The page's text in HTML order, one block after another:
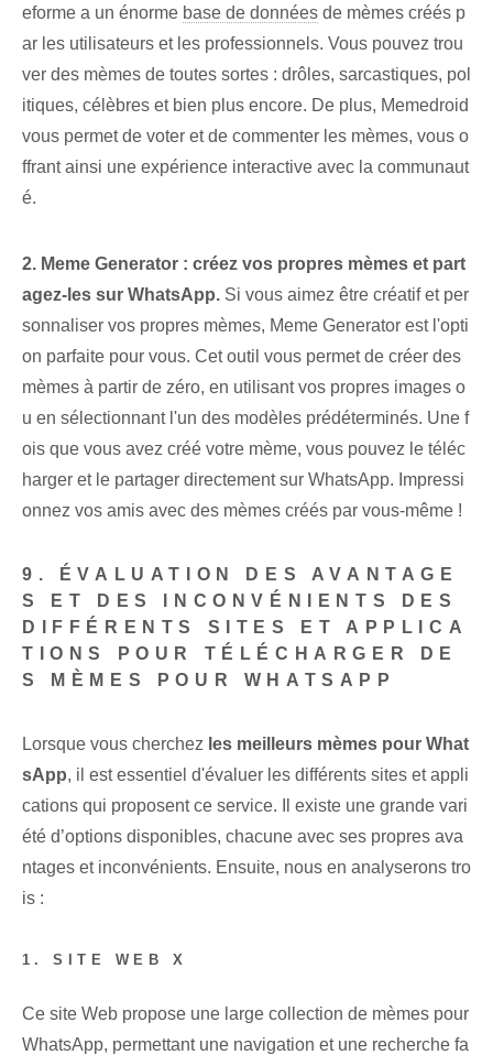
eforme a un énorme base de données de mèmes créés p
ar les utilisateurs et les professionnels. Vous pouvez trou
ver des mèmes de toutes sortes : drôles, sarcastiques, pol
itiques, célèbres et bien plus encore. De plus, Memedroid
vous permet de voter et de commenter les mèmes, vous o
ffrant ainsi une expérience interactive avec la communaut
é.
2. Meme Generator : créez vos propres mèmes et part
agez-les sur WhatsApp. Si vous aimez être créatif et per
sonnaliser vos propres mèmes, Meme Generator est l'opti
on parfaite pour vous. Cet outil vous permet de créer des
mèmes à partir de zéro, en utilisant vos propres images o
u en sélectionnant l'un des modèles prédéterminés. Une f
ois que vous avez créé votre mème, vous pouvez le téléc
harger et le partager directement sur WhatsApp. Impressi
onnez vos amis avec des mèmes créés par vous-même !
9. ÉVALUATION DES AVANTAGE
S ET DES INCONVÉNIENTS DES
DIFFÉRENTS SITES ET APPLICA
TIONS POUR TÉLÉCHARGER DE
S MÈMES POUR WHATSAPP
Lorsque vous cherchez les meilleurs mèmes pour What
sApp, il est essentiel d'évaluer les différents sites et appli
cations qui proposent ce service. Il existe une grande vari
été d’options disponibles, chacune avec ses propres ava
ntages et inconvénients. Ensuite, nous en analyserons tro
is :
1. SITE WEB X
Ce site Web propose une large collection de mèmes pour
WhatsApp, permettant une navigation et une recherche fa